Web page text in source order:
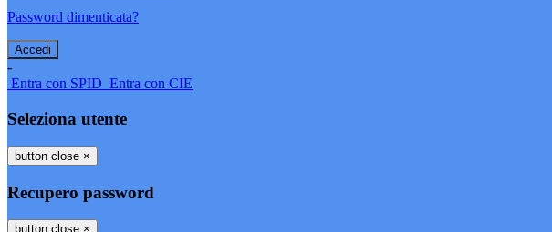
Password dimenticata?
-
Entra con SPID Entra con CIE
Seleziona utente
button close ×
Recupero password
button close ×